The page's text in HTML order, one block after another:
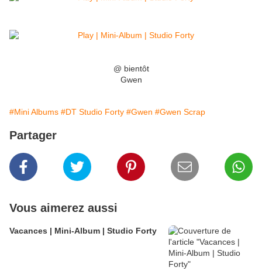
@ bientôt
Gwen
#Mini Albums #DT Studio Forty #Gwen #Gwen Scrap
Partager
Vous aimerez aussi
Vacances | Mini-Album | Studio Forty